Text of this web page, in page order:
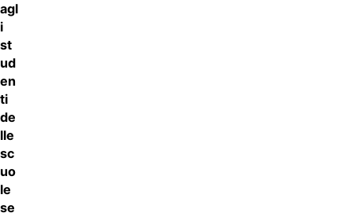
agl
i
st
ud
en
ti
de
lle
sc
uo
le
se